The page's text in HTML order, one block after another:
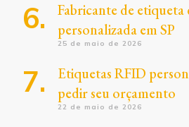
Fabricante de etiqueta
personalizada em SP
25 de maio de 2026
Etiquetas RFID
pedir seu orçamento
22 de maio de 2026